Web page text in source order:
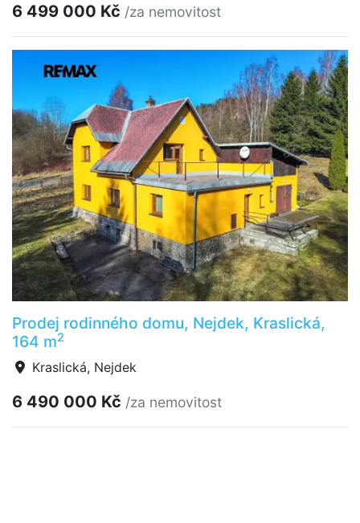
6 499 000 Kč /za nemovitost
Prodej rodinného domu, Nejdek, Kraslická,
164 m2
Kraslická, Nejdek
6 490 000 Kč /za nemovitost